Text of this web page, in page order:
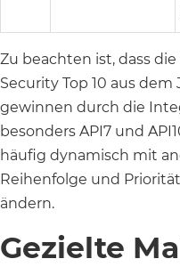
Zu beachten ist, dass
Security Top 10 aus dem
gewinnen durch die
besonders API7 und
häufig dynamisch mit
Reihenfolge und
ändern.
Gezielte